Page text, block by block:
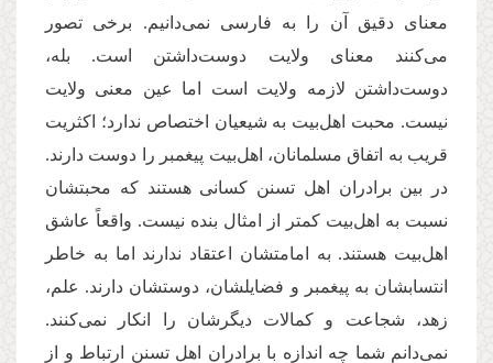
معنای دقیق آن را به فارسی نمی‌‌دانیم. برخی تصور
می‌‌کنند معنای ولایت دوست‌داشتن است. بله،
دوست‌داشتن لازمه ولایت است اما عین معنی ولایت
نیست. محبت اهل‌بیت به شیعیان اختصاص ندارد؛ اکثریت
قریب به اتفاق مسلمانان، اهل‌بیت پیغمبر را دوست دارند.
در بین برادران اهل تسنن کسانی هستند که محبتشان
نسبت به اهل‌بیت کمتر از امثال بنده نیست. واقعاً عاشق
اهل‌بیت هستند. به امامتشان اعتقاد ندارند اما به خاطر
انتسابشان به پیغمبر و فضایلشان، دوستشان دارند. علم،
زهد، شجاعت و کمالات دیگرشان را انکار نمی‌کنند.
نمی‌دانم شما چه اندازه با برادران اهل تسنن ارتباط و از